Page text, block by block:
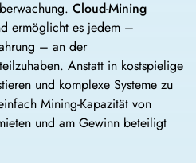
Cloud-Mining
ermöglicht es jedem –
– an der
Anstatt in kostspielige
und komplexe Systeme zu
Mining-Kapazität von
und am Gewinn beteiligt